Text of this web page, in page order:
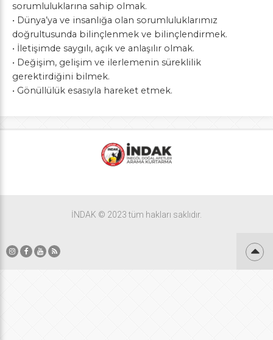
sorumluluklarına sahip olmak.
• Dünya’ya ve insanlığa olan sorumluluklarımız
doğrultusunda bilinçlenmek ve bilinçlendirmek.
• İletişimde saygılı, açık ve anlaşılır olmak.
• Değişim, gelişim ve ilerlemenin süreklilik
gerektirdiğini bilmek.
• Gönüllülük esasıyla hareket etmek.
İNDAK © 2023 tüm hakları saklıdır.